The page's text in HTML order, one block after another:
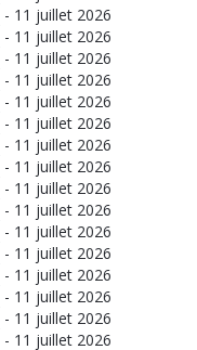
- 11 juillet 2026
- 11 juillet 2026
- 11 juillet 2026
- 11 juillet 2026
- 11 juillet 2026
- 11 juillet 2026
- 11 juillet 2026
- 11 juillet 2026
- 11 juillet 2026
- 11 juillet 2026
- 11 juillet 2026
- 11 juillet 2026
- 11 juillet 2026
- 11 juillet 2026
- 11 juillet 2026
- 11 juillet 2026